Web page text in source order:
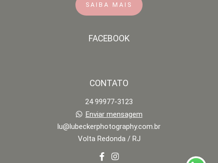
SAIBA MAIS
FACEBOOK
CONTATO
24 99977-3123
Enviar mensagem
lu@lubeckerphotography.com.br
Volta Redonda / RJ